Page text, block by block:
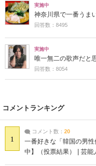
実施中
神奈川県で一番うま
回答数：8495
実施中
唯一無二の歌声だと
回答数：8054
コメントランキング
1
コメント数： 20
一番好きな「韓国の男
中】（投票結果） | 芸能